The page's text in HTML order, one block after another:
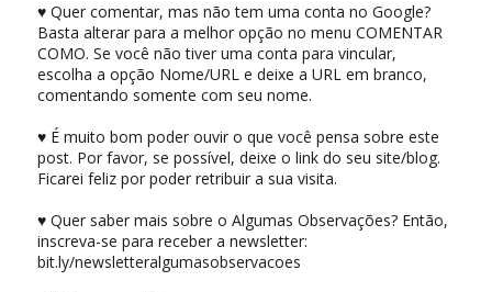
♥ Quer comentar, mas não tem uma conta no Google?
Basta alterar para a melhor opção no menu COMENTAR
COMO. Se você não tiver uma conta para vincular,
escolha a opção Nome/URL e deixe a URL em branco,
comentando somente com seu nome.
♥ É muito bom poder ouvir o que você pensa sobre este
post. Por favor, se possível, deixe o link do seu site/blog.
Ficarei feliz por poder retribuir a sua visita.
♥ Quer saber mais sobre o Algumas Observações? Então,
inscreva-se para receber a newsletter:
bit.ly/newsletteralgumasobservacoes